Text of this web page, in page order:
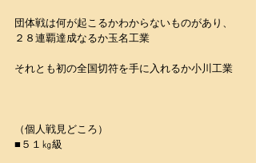
団体戦は何が起こるかわからないものがあり、
２８連覇達成なるか玉名工業
それとも初の全国切符を手に入れるか小川工業
（個人戦見どころ）
■５１㎏級